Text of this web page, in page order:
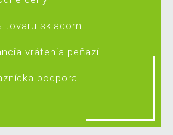
tovaru skladom
vrátenia peňazí
podpora